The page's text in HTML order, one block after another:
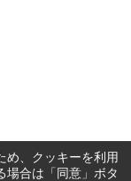
め、クッキーを利用
場合は「同意」ボタ